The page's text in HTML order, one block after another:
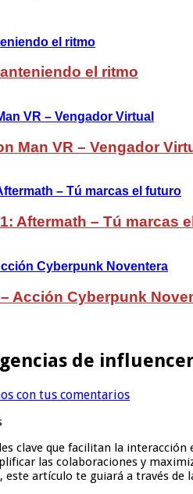
el ritmo
Man VR – Vengador
Aftermath – Tú marcas
Acción Cyberpunk
de
con tus comentarios
clave que facilitan la
las colaboraciones y
artículo te guiará a través de